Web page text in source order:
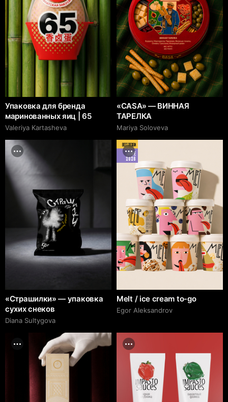
Упаковка для бренда
маринованных яиц | 65
Valeriya Kartasheva
«CASA» — ВИННАЯ
ТАРЕЛКА
Mariya Soloveva
«Страшилки» — упаковка
сухих снеков
Diana Sultygova
BEST DESIGN
JUNE
2026
Melt / ice cream to-go
Egor Aleksandrov